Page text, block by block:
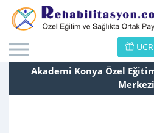
Akademi Konya Özel
Merkezi